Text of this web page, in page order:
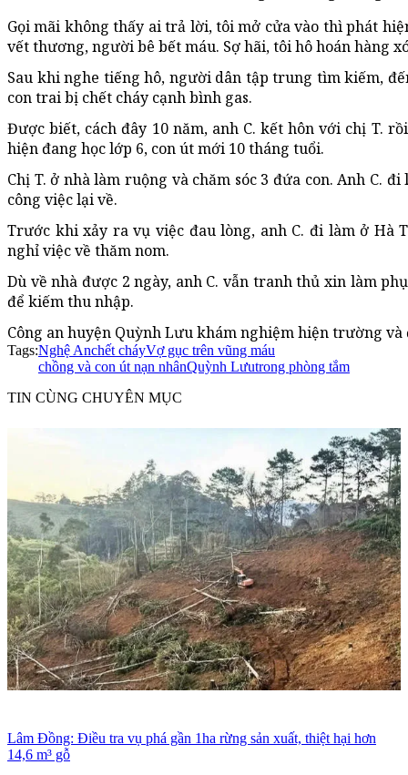
Gọi mãi không thấy ai trả lời, tôi mở cửa vào thì phát
vết thương, người bê bết máu. Sợ hãi, tôi hô hoán hàng
Sau khi nghe tiếng hô, người dân tập trung tìm kiếm,
con trai bị chết cháy cạnh bình gas.
Được biết, cách đây 10 năm, anh C. kết hôn với chị T.
hiện đang học lớp 6, con út mới 10 tháng tuổi.
Chị T. ở nhà làm ruộng và chăm sóc 3 đứa con. Anh C.
công việc lại về.
Trước khi xảy ra vụ việc đau lòng, anh C. đi làm ở Hà
nghỉ việc về thăm nom.
Dù về nhà được 2 ngày, anh C. vẫn tranh thủ xin làm
để kiếm thu nhập.
Công an huyện Quỳnh Lưu khám nghiệm hiện trường
Tags:Nghệ Anchết cháyVợ gục trên vũng máu
chồng và con út nạn nhânQuỳnh Lưutrong phòng tắm
TIN CÙNG CHUYÊN MỤC
Lâm Đồng: Điều tra vụ phá gần 1ha rừng sản xuất, thiệt hại hơn
14,6 m³ gỗ